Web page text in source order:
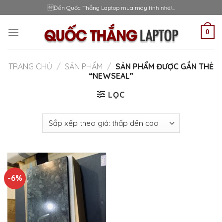
to
content
Đến Quốc Thắng Laptop mua máy tính nhé!...
0
TRANG CHỦ / SẢN PHẨM / SẢN PHẨM ĐƯỢC GẮN THẺ
“NEWSEAL”
LỌC
-6%